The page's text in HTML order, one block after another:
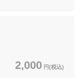
2,000 円(税込)